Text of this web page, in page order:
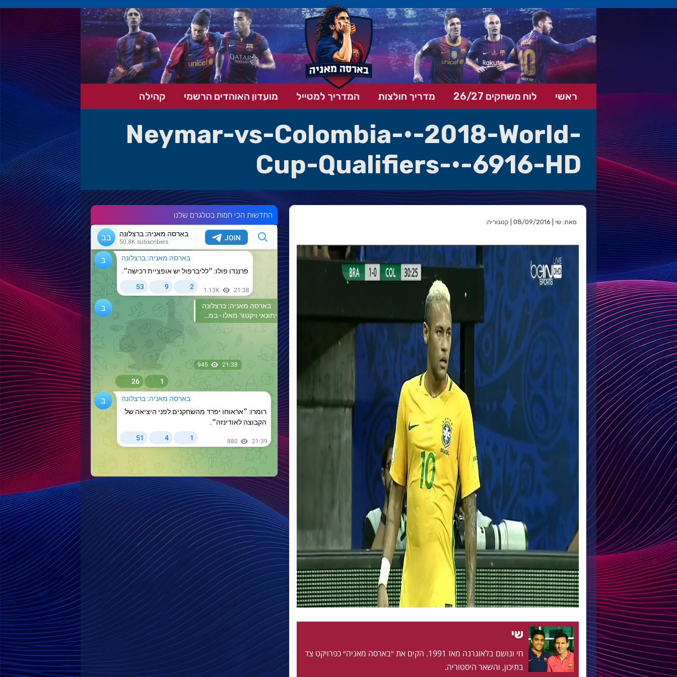
ראשי לוח משחקים 26/27 מדריך חולצות המדריך למטייל מועדון האוהדים הרשמי קהילה
Neymar-vs-Colombia-•-2018-World-
Cup-Qualifiers-•-6916-HD
מאת: שי | 08/09/2016 | קטגוריה:
שי
חי ונושם בלאוגרנה מאז 1991. הקים את ״בארסה מאניה״ כפרויקט צד
בתיכון, והשאר היסטוריה.
החדשות הכי חמות בטלגרם שלנו